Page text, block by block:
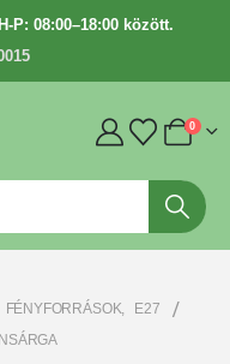
P: 08:00–18:00 között.
0
FÉNYFORRÁSOK,
E27